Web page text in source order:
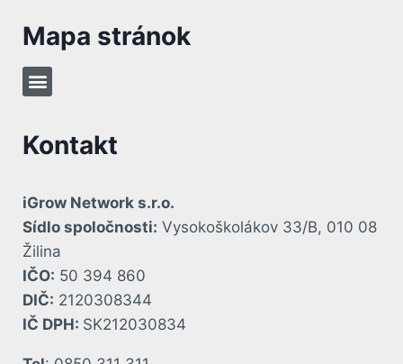
Mapa stránok
Kontakt
iGrow Network s.r.o.
Sídlo spoločnosti: Vysokoškolákov 33/B, 010 08
Žilina
IČO: 50 394 860
DIČ: 2120308344
IČ DPH: SK212030834